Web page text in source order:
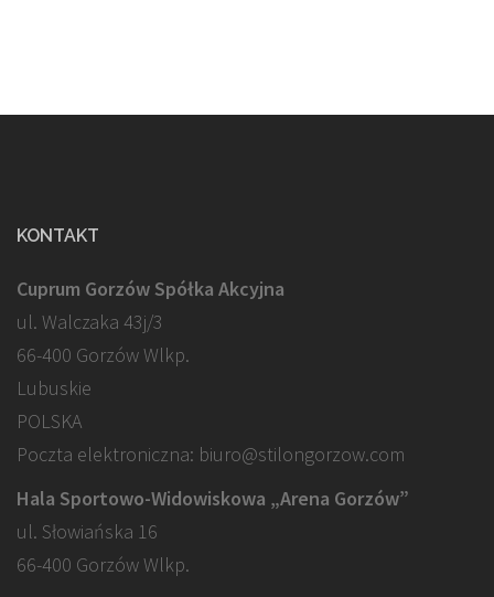
KONTAKT
Cuprum Gorzów Spółka Akcyjna
ul. Walczaka 43j/3
66-400 Gorzów Wlkp.
Lubuskie
POLSKA
Poczta elektroniczna: biuro@stilongorzow.com
Hala Sportowo-Widowiskowa „Arena Gorzów”
ul. Słowiańska 16
66-400 Gorzów Wlkp.